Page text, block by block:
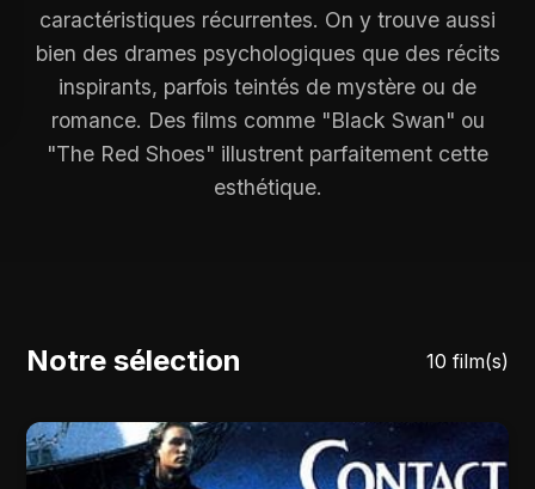
caractéristiques récurrentes. On y trouve aussi
bien des drames psychologiques que des récits
inspirants, parfois teintés de mystère ou de
romance. Des films comme "Black Swan" ou
"The Red Shoes" illustrent parfaitement cette
esthétique.
Notre sélection 10 film(s)